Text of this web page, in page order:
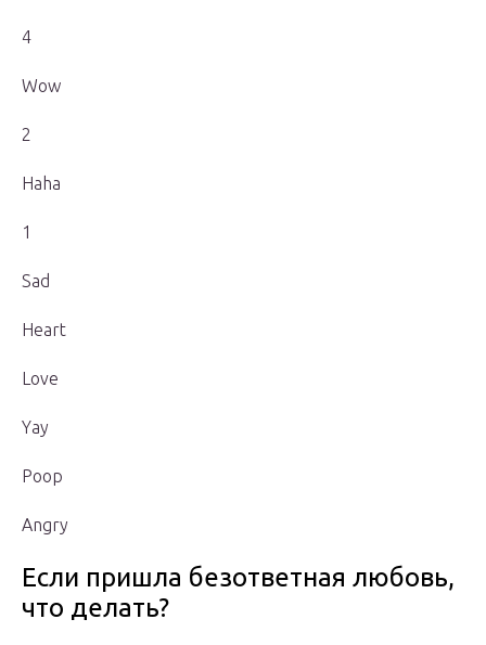
4
Wow
2
Haha
1
Sad
Heart
Love
Yay
Poop
Angry
Если пришла безответная любовь,
что делать?